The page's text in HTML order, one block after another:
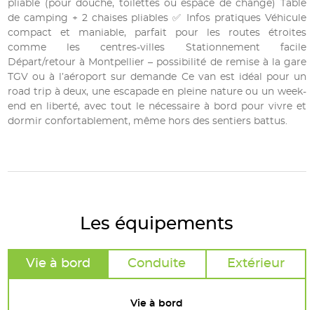
pliable (pour douche, toilettes ou espace de change) Table
de camping + 2 chaises pliables ✅ Infos pratiques Véhicule
compact et maniable, parfait pour les routes étroites
comme les centres-villes Stationnement facile
Départ/retour à Montpellier – possibilité de remise à la gare
TGV ou à l’aéroport sur demande Ce van est idéal pour un
road trip à deux, une escapade en pleine nature ou un week-
end en liberté, avec tout le nécessaire à bord pour vivre et
dormir confortablement, même hors des sentiers battus.
Les équipements
Vie à bord Conduite Extérieur
Vie à bord